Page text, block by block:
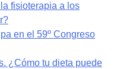
fisioterapia a los
en el 59º Congreso
¿Cómo tu dieta puede